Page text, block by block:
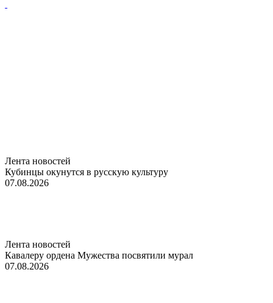
Лента новостей
Кубинцы окунутся в русскую культуру
07.08.2026
Лента новостей
Кавалеру ордена Мужества посвятили мурал
07.08.2026